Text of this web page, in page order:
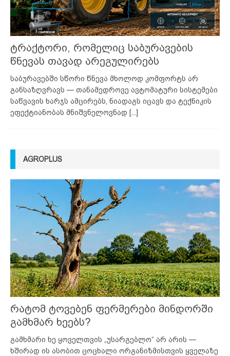
ტრაქტორი, რომელიც საბურავების
წნევას თავად არეგულირებს
საბურავებში სწორი წნევა მხოლოდ კომფორტს არ
განსაზღვრავს — თანამედროვე ავტომატური სისტემები
საწვავის ხარჯს ამცირებს, ნიადაგს იცავს და ტექნიკის
ეფექტიანობას მნიშვნელოვნად [...]
AGROPLUS
რატომ ტოვებენ ფერმერები მინდორში
გამხმარ ხეებს?
გამხმარი ხე ყოველთვის „უსარგებლო“ არ არის —
ხშირად ის ასობით ცოცხალი ორგანიზმისთვის ყველაზე